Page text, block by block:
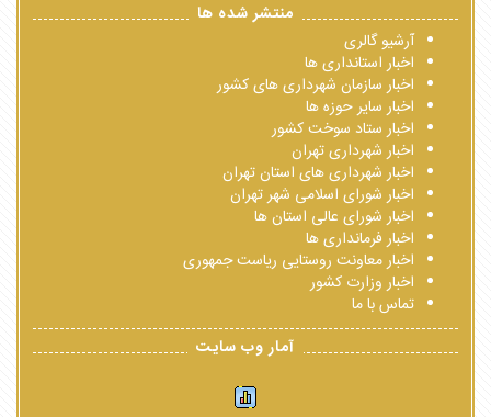
منتشر شده ها
آرشیو گالری
اخبار استانداری ها
اخبار سازمان شهرداری های کشور
اخبار سایر حوزه ها
اخبار ستاد سوخت کشور
اخبار شهرداری تهران
اخبار شهرداری های استان تهران
اخبار شورای اسلامی شهر تهران
اخبار شورای عالی استان ها
اخبار فرمانداری ها
اخبار معاونت روستایی ریاست جمهوری
اخبار وزارت کشور
تماس با ما
آمار وب سایت